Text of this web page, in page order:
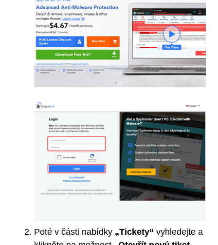
Poté v části nabídky „Tickety“ vyhledejte a